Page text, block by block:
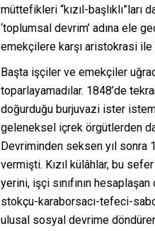
müttefikleri “kızıl-
‘toplumsal devrim’ adına ele
emekçilere karşı aristokrasi
Başta işçiler ve emekçiler
toparlayamadılar. 1848’de
doğurduğu burjuvazi ister
geleneksel içrek örgütlerden
Devriminden seksen yıl sonra
vermişti. Kızıl külâhlar, bu
yerini, işçi sınıfının
stokçu-karaborsacı-tefeci-
ulusal sosyal devrime